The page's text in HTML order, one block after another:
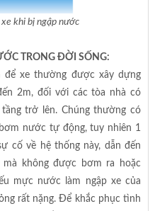
khi bị ngập nước
TRONG ĐỜI SỐNG:
để xe thường được xây dựng
2m, đối với các tòa nhà có
trở lên. Chúng thường có
bơm nước tự động, tuy nhiên 1
cố về hệ thống này, dẫn đến
không được bơm ra hoặc
mực nước làm ngập xe của
rất nặng. Để khắc phục tình